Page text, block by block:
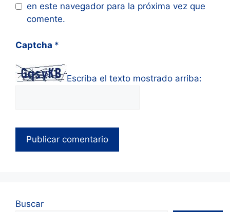
en este navegador para la próxima vez que
comente.
Captcha *
Escriba el texto mostrado arriba:
Buscar